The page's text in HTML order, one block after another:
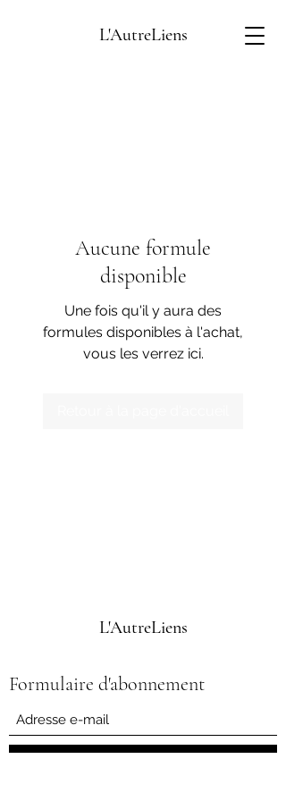
L'AutreLiens
Aucune formule
disponible
Une fois qu'il y aura des
formules disponibles à l'achat,
vous les verrez ici.
L'AutreLiens
Formulaire d'abonnement
Envoyer